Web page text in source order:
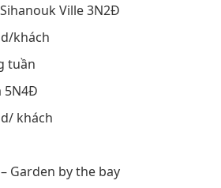
Ville 3N2Đ
khách
tuần
5N4Đ
khách
Garden by the bay